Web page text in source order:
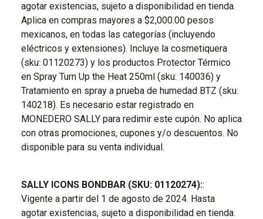
agotar existencias, sujeto a disponibilidad en tienda.
Aplica en compras mayores a $2,000.00 pesos
mexicanos, en todas las categorías (incluyendo
eléctricos y extensiones). Incluye la cosmetiquera
(sku: 01120273) y los productos Protector Térmico
en Spray Turn Up the Heat 250ml (sku: 140036) y
Tratamiento en spray a prueba de humedad BTZ (sku:
140218). Es necesario estar registrado en
MONEDERO SALLY para redimir este cupón. No aplica
con otras promociones, cupones y/o descuentos. No
disponible para su venta individual.
SALLY ICONS BONDBAR (SKU: 01120274)::
Vigente a partir del 1 de agosto de 2024. Hasta
agotar existencias, sujeto a disponibilidad en tienda.